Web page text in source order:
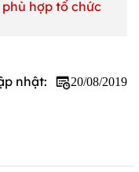
phù hợp tổ chức
nhật: 20/08/2019